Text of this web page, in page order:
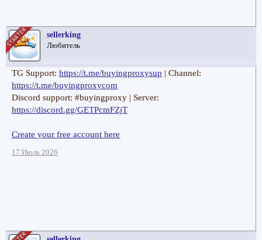
sellerking
Любитель
TG Support: https://t.me/buyingproxysup | Channel:
https://t.me/buyingproxycom
Discord support: #buyingproxy | Server:
https://discord.gg/GETPcmFZjT
Create your free account here
17 Июль 2026